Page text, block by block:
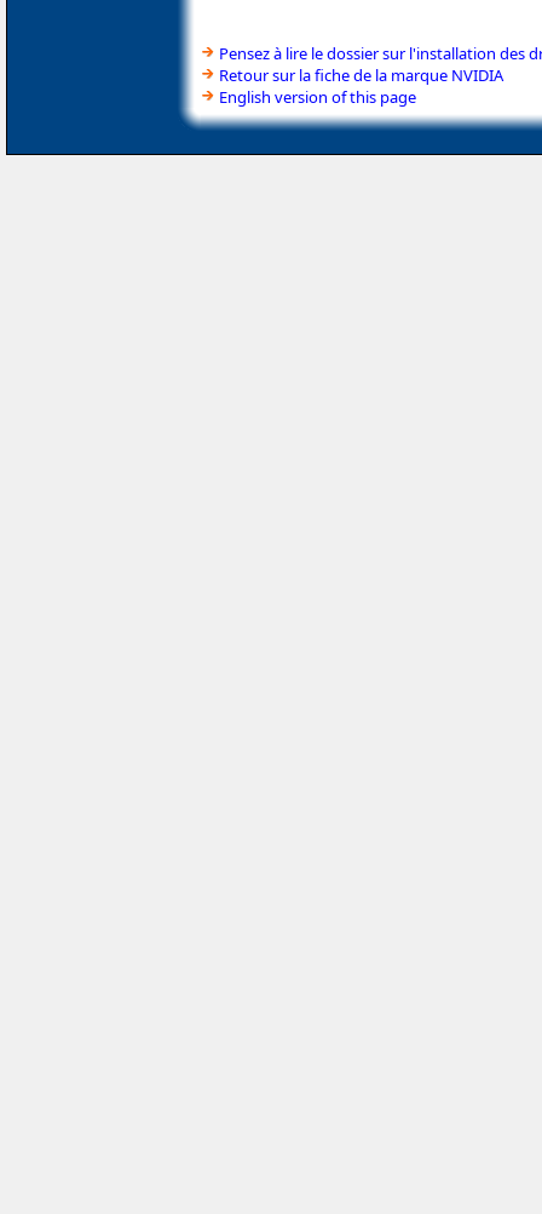
Pensez à lire le dossier sur l'installation des
Retour sur la fiche de la marque NVIDIA
English version of this page